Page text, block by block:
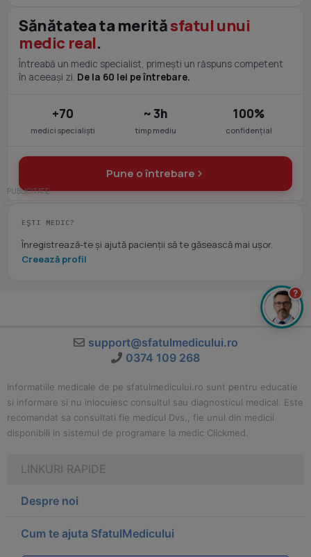
Sănătatea ta merităsfatul unui
medic real.
Întreabă un medic specialist, primești un răspuns competent
în aceeași zi. De la 60 lei pe întrebare.
+70
medici specialiști
~ 3h
timp mediu
100%
confidențial
Pune o întrebare
EȘTI MEDIC?
Înregistrează-te și ajută pacienții să te găsească mai ușor.
Creează profil
support@sfatulmedicului.ro
0374 109 268
Informatiile medicale de pe sfatulmedicului.ro sunt pentru educatie
si informare si nu inlocuiesc consultul sau diagnosticul medical. Este
recomandat sa consultati fie medicul Dvs., fie unul din medicii
disponibili in sistemul de programare la medic Clickmed.
LINKURI RAPIDE
Despre noi
Cum te ajuta SfatulMedicului
?